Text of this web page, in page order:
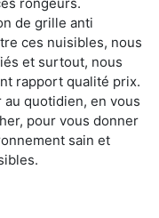
de grille anti
ces nuisibles, nous
et surtout, nous
rapport qualité prix.
quotidien, en vous
pour vous donner
sain et